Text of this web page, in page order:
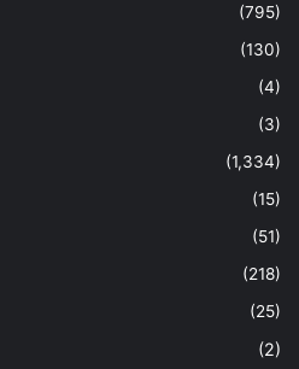
(795)
(130)
(4)
(3)
(1,334)
(15)
(51)
(218)
(25)
(2)